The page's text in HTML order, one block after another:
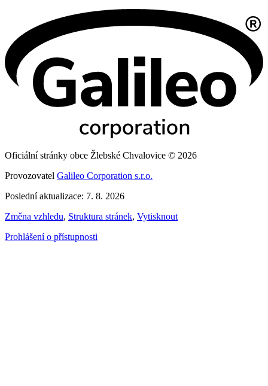
Oficiální stránky obce Žlebské Chvalovice © 2026
Provozovatel Galileo Corporation s.r.o.
Poslední aktualizace: 7. 8. 2026
Změna vzhledu, Struktura stránek, Vytisknout
Prohlášení o přístupnosti